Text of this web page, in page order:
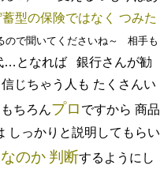
蓄型の保険ではなく つみた
ので聞いてくださいね～
相手も
…となれば 銀行さんが勧
じちゃう人も たくさんい
ちろんプロ ですから 商品
しっかりと説明してもらい
のか 判断するようにし